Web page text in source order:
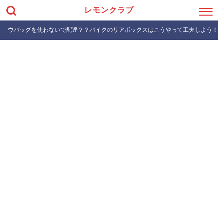
レモンクラブ
ウバッグを使わないで配達？？バイクのリアボックスはこうやって工夫しよう